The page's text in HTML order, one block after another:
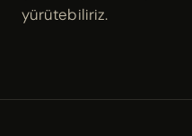
yürütebiliriz.